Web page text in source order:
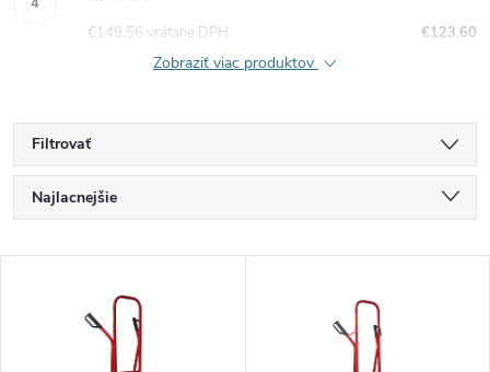
€123,60
€149,56 vrátane DPH
Zobraziť viac produktov
Filtrovať
R
a
Najlacnejšie
Abecedne